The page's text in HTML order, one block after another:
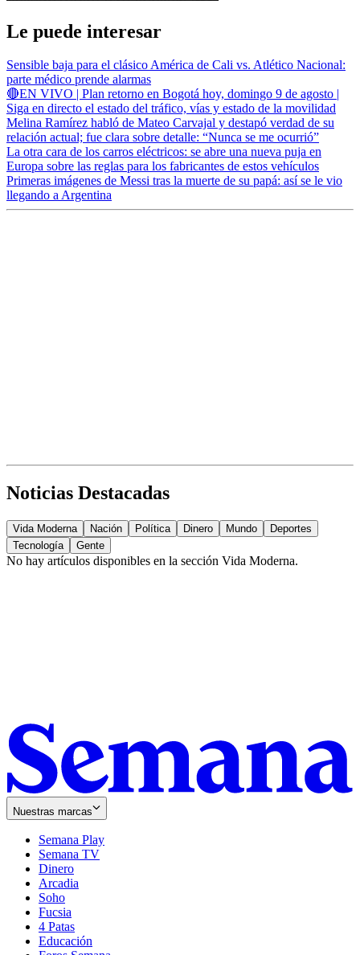
Le puede interesar
Sensible baja para el clásico América de Cali vs. Atlético Nacional:
parte médico prende alarmas
🔴EN VIVO | Plan retorno en Bogotá hoy, domingo 9 de agosto |
Siga en directo el estado del tráfico, vías y estado de la movilidad
Melina Ramírez habló de Mateo Carvajal y destapó verdad de su
relación actual; fue clara sobre detalle: “Nunca se me ocurrió”
La otra cara de los carros eléctricos: se abre una nueva puja en
Europa sobre las reglas para los fabricantes de estos vehículos
Primeras imágenes de Messi tras la muerte de su papá: así se le vio
llegando a Argentina
Noticias Destacadas
Vida Moderna Nación Política Dinero Mundo
Deportes
Tecnología
Gente
No hay artículos disponibles en la sección Vida Moderna.
Nuestras marcas
Semana Play
Semana TV
Dinero
Arcadia
Soho
in
new
window
Fucsia
in
new
4 Patas
Educación